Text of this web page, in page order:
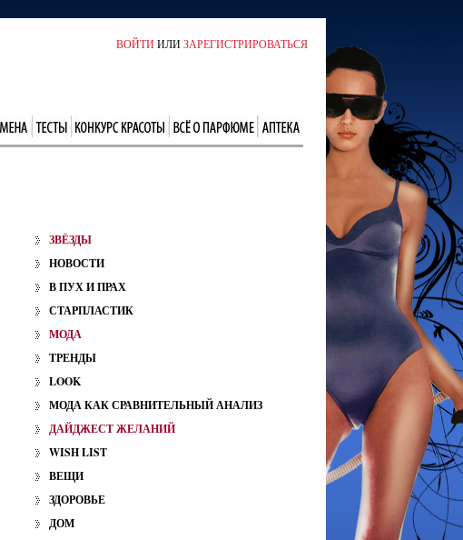
ВОЙТИИЛИЗАРЕГИСТРИРОВАТЬСЯ
ЗВЁЗДЫ
НОВОСТИ
В ПУХ И ПРАХ
СТАРПЛАСТИК
МОДА
ТРЕНДЫ
LOOK
МОДА КАК СРАВНИТЕЛЬНЫЙ АНАЛИЗ
ДАЙДЖЕСТ ЖЕЛАНИЙ
WISH LIST
ВЕЩИ
ЗДОРОВЬЕ
ДОМ